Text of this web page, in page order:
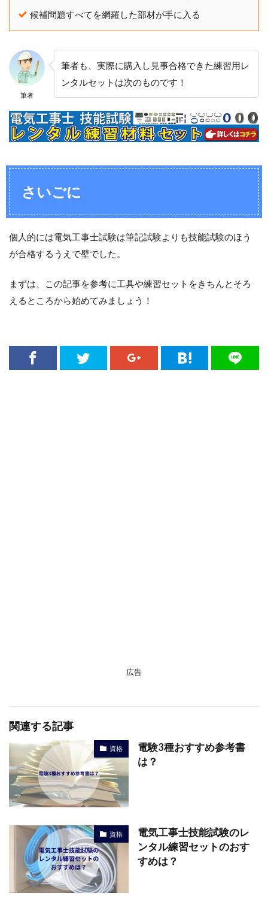
候補問題すべてを網羅した部材が手に入る
筆者
筆者も、実際に購入し見事合格できた練習用レ
ンタルセットは次のものです！
さいごに
個人的には電気工事士試験は筆記試験よりも技能試験のほう
が合格するうえで壁でした。
まずは、この記事を参考に工具や練習セットをきちんとそろ
えるところから始めてみましょう！
広告
関連する記事
資格
電験3種おすすめ参考書
は？
資格
電気工事士技能試験のレ
ンタル練習セットのおす
すめは？